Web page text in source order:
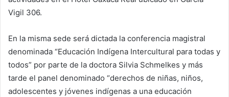
Vigil 306.
En la misma sede será dictada la conferencia magistral
denominada “Educación Indígena Intercultural para todas y
todos” por parte de la doctora Silvia Schmelkes y más
tarde el panel denominado “derechos de niñas, niños,
adolescentes y jóvenes indígenas a una educación